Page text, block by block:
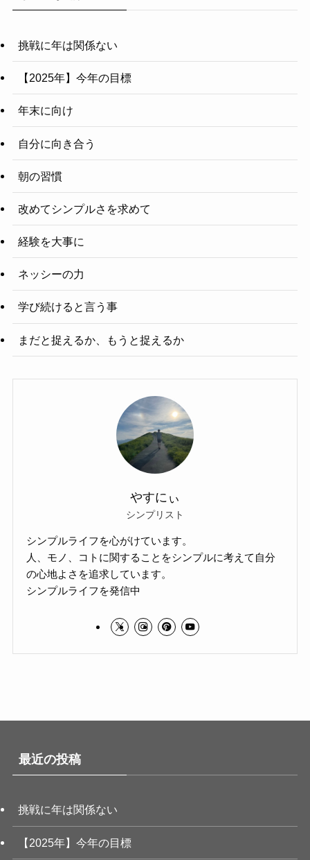
挑戦に年は関係ない
【2025年】今年の目標
年末に向け
自分に向き合う
朝の習慣
改めてシンプルさを求めて
経験を大事に
ネッシーの力
学び続けると言う事
まだと捉えるか、もうと捉えるか
やすにぃ
シンプリスト
シンプルライフを心がけています。
人、モノ、コトに関することをシンプルに考えて自分
の心地よさを追求しています。
シンプルライフを発信中
最近の投稿
挑戦に年は関係ない
【2025年】今年の目標